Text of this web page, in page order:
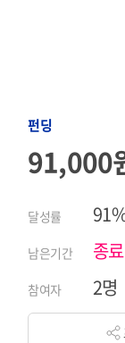
펀딩
91,000
달성률
남은기간 종료
참여자 2명